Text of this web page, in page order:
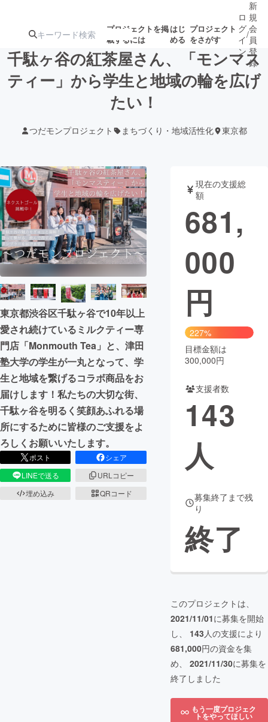
プロジェクトを掲
載するには
はじ
める
プロジェクト
をさがす
注目の新着プロ 募集終了が近いプ
テクノロジー・ガジェット
映像・映画 書籍・雑誌
ビジネス・起業 チャレンジ
まちづくり・地域活性化
CAMPFIRE for Social Good
CAMPFIRE Creation
CAMPFIREふるさと納税machi-ya コミュニティ
ロ
グ
イ
ン
/
新
規
会
員
登
録
千駄ヶ谷の紅茶屋さん、「モンマス
ティー」から学生と地域の輪を広げ
たい！
つだモンプロジェクト まちづくり・地域活性化 東京都
東京都渋谷区千駄ヶ谷で10年以上
愛され続けているミルクティー専
門店「Monmouth Tea」と、津田
塾大学の学生が一丸となって、学
生と地域を繋げるコラボ商品をお
届けします！私たちの大切な街、
千駄ヶ谷を明るく笑顔あふれる場
所にするために皆様のご支援をよ
ろしくお願いいたします。
ポスト
シェア
LINEで送る
URLコピー
埋め込み
QRコード
現在の支援総
額
681,
000
円
227%
目標金額は
300,000円
支援者数
143
人
募集終了まで残
り
終了
このプロジェクトは、
2021/11/01に募集を開始
し、 143人の支援により
681,000円の資金を集
め、 2021/11/30に募集を
終了しました
もう一度プロジェク
トをやってほしい